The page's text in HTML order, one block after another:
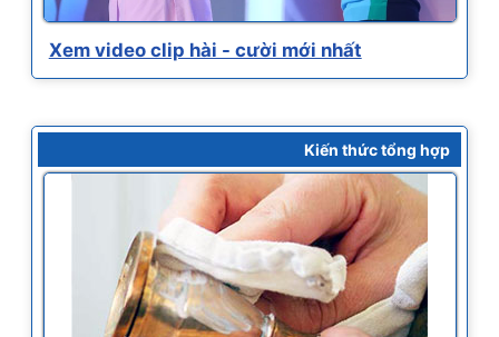
Xem video clip hài - cười mới nhất
Kiến thức tổng hợp